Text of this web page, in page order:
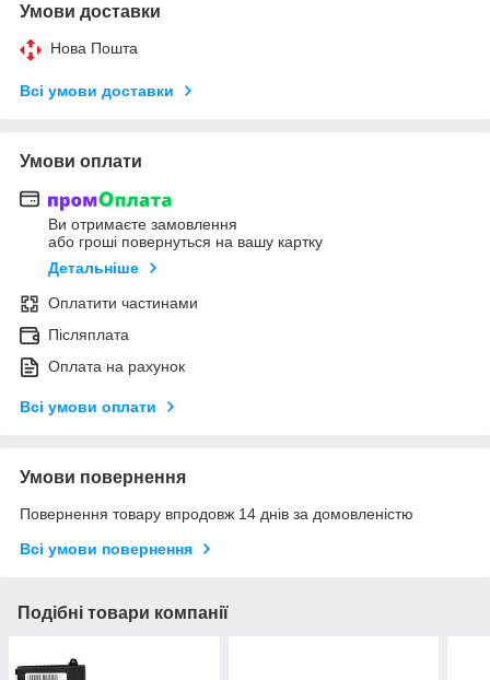
Умови доставки
Нова Пошта
Всі умови доставки
Умови оплати
Ви отримаєте замовлення
або гроші повернуться на вашу картку
Детальніше
Оплатити частинами
Післяплата
Оплата на рахунок
Всі умови оплати
Умови повернення
Повернення товару впродовж 14 днів за домовленістю
Всі умови повернення
Подібні товари компанії